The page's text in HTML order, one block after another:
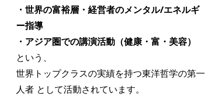
・世界の富裕層・経営者のメンタル/エネルギ
ー指導
・アジア圏での講演活動（健康・富・美容）
という、
世界トップクラスの実績を持つ東洋哲学の第一
人者 として活動されています。